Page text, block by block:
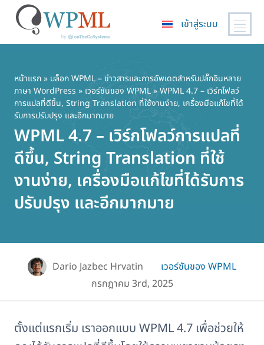
เนื้อหา
หลัก
เข้าสู่ระบบ
หน้าแรก» บล็อก WPML – ข่าวสารและการอัพเดตสำหรับปลั๊กอินหลาย
ภาษา WordPress » เวอร์ชันของ WPML» WPML 4.7 – เวิร์กโฟลว์
การแปลที่ดีขึ้น, String Translation ที่ใช้งานง่าย, เครื่องมือแก้ไขที่ได้
รับการปรับปรุง และอีกมากมาย
WPML 4.7 – เวิร์กโฟลว์การแปลที่
ดีขึ้น, String Translation ที่ใช้
งานง่าย, เครื่องมือแก้ไขที่ได้รับการ
ปรับปรุง และอีกมากมาย
Dario Jazbec Hrvatin
เวอร์ชันของ WPML
กรกฎาคม 3rd, 2025
ตั้งแต่แรกเริ่ม เราออกแบบ WPML 4.7 เพื่อช่วยให้